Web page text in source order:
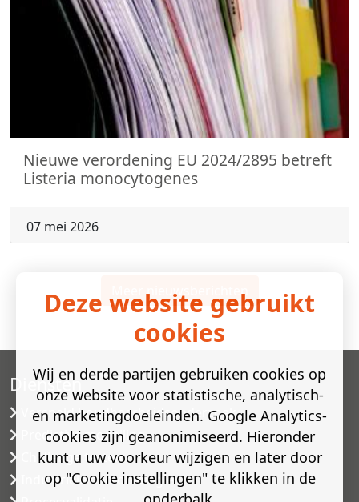
Nieuwe verordening EU 2024/2895 betreft
Listeria monocytogenes
07 mei 2026
Meer nieuwsberichten
Diensten
Versneld houdbaarheidsonderzoek
Predictive modelling
Challenge testen
Industriële microbiologie
Deze website gebruikt
cookies
Wij en derde partijen gebruiken cookies op
onze website voor statistische, analytisch-
en marketingdoeleinden. Google Analytics-
cookies zijn geanonimiseerd. Hieronder
kunt u uw voorkeur wijzigen en later door
op "Cookie instellingen" te klikken in de